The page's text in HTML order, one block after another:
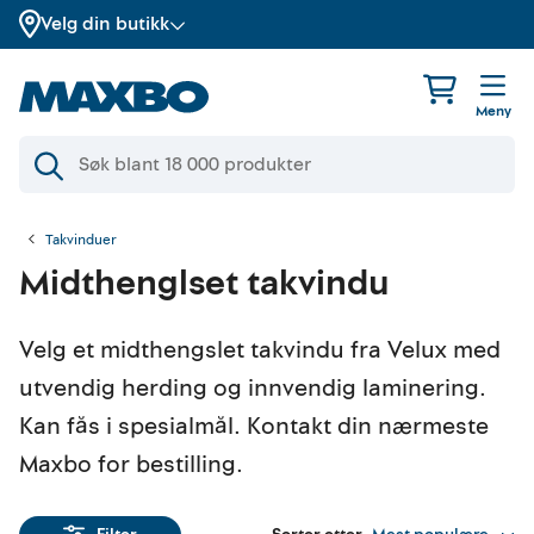
Velg din butikk
Meny
Takvinduer
Midthenglset takvindu
Velg et midthengslet takvindu fra Velux med
utvendig herding og innvendig laminering.
Kan fås i spesialmål. Kontakt din nærmeste
Maxbo for bestilling.